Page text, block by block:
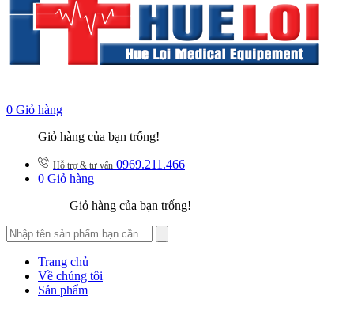
0 Giỏ hàng
Giỏ hàng của bạn trống!
Hỗ trợ & tư vấn 0969.211.466
0 Giỏ hàng
Giỏ hàng của bạn trống!
Trang chủ
Về chúng tôi
Sản phẩm